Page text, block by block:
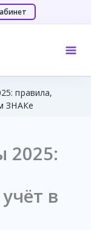
правила,
ЗНАКе
2025:
в